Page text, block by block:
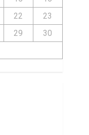
22
23
29
30